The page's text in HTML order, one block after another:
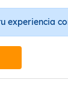
experiencia